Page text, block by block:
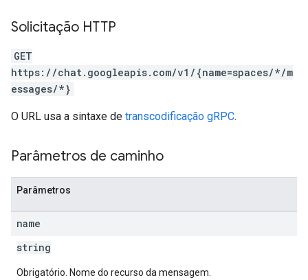
Solicitação HTTP
GET
https://chat.googleapis.com/v1/{name=spaces/*/m
essages/*}
O URL usa a sintaxe de transcodificação gRPC.
Parâmetros de caminho
Parâmetros
name
string
Obrigatório. Nome do recurso da mensagem.